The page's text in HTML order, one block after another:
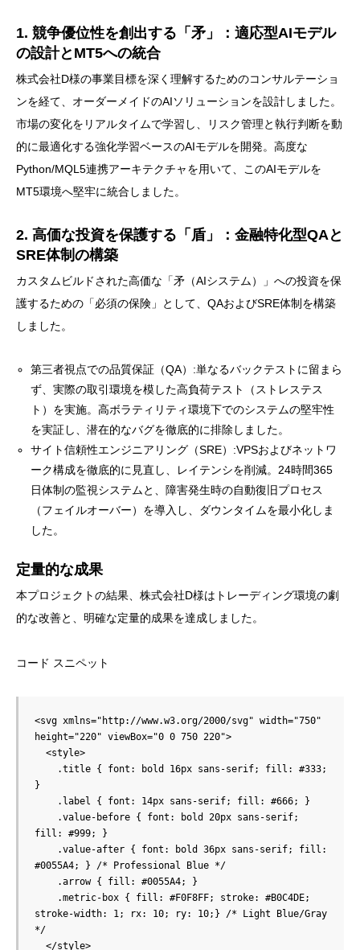
1. 競争優位性を創出する「矛」：適応型AIモデル
の設計とMT5への統合
株式会社D様の事業目標を深く理解するためのコンサルテーショ
ンを経て、オーダーメイドのAIソリューションを設計しました。
市場の変化をリアルタイムで学習し、リスク管理と執行判断を動
的に最適化する強化学習ベースのAIモデルを開発。高度な
Python/MQL5連携アーキテクチャを用いて、このAIモデルを
MT5環境へ堅牢に統合しました。
2. 高価な投資を保護する「盾」：金融特化型QAと
SRE体制の構築
カスタムビルドされた高価な「矛（AIシステム）」への投資を保
護するための「必須の保険」として、QAおよびSRE体制を構築
しました。
第三者視点での品質保証（QA）:単なるバックテストに留まら
ず、実際の取引環境を模した高負荷テスト（ストレステス
ト）を実施。高ボラティリティ環境下でのシステムの堅牢性
を実証し、潜在的なバグを徹底的に排除しました。
サイト信頼性エンジニアリング（SRE）:VPSおよびネットワ
ーク構成を徹底的に見直し、レイテンシを削減。24時間365
日体制の監視システムと、障害発生時の自動復旧プロセス
（フェイルオーバー）を導入し、ダウンタイムを最小化しま
した。
定量的な成果
本プロジェクトの結果、株式会社D様はトレーディング環境の劇
的な改善と、明確な定量的成果を達成しました。
コード スニペット
<svg xmlns="http://www.w3.org/2000/svg" width="750"
height="220" viewBox="0 0 750 220">
}
fill: #999; }
#0055A4; } /* Professional Blue */
stroke-width: 1; rx: 10; ry: 10;} /* Light Blue/Gray
*/